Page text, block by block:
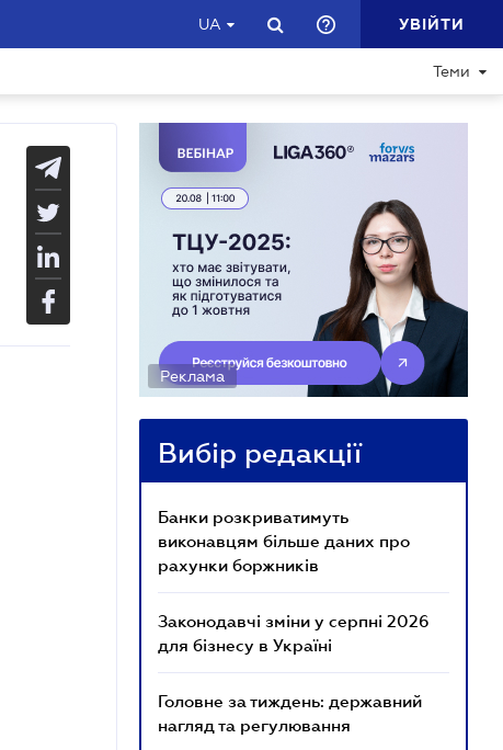
UA УВІЙТИ
Теми
Реклама
Вибір редакції
Банки розкриватимуть
виконавцям більше даних про
рахунки боржників
Законодавчі зміни у серпні 2026
для бізнесу в Україні
Головне за тиждень: державний
нагляд та регулювання